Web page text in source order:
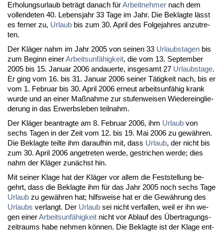
Er­ho­lungs­ur­laub beträgt da­nach fürAr­beit­neh­mer nach dem
voll­ende­ten 40. Le­bens­jahr 33 Ta­ge im Jahr. Die Be­klag­te lässt
es fer­ner zu, Ur­laub bis zum 30. April des Fol­ge­jah­res an­zu­tre­
ten.
Der Kläger nahm im Jahr 2005 von sei­nen 33 Ur­laubs­ta­gen bis
zum Be­ginn ei­nerAr­beits­unfähig­keit, die vom 13. Sep­tem­ber
2005 bis 15. Ja­nu­ar 2006 an­dau­er­te, ins­ge­samt 27 Ur­laubs­ta­ge.
Er ging vom 16. bis 31. Ja­nu­ar 2006 sei­ner Tätig­keit nach, bis er
vom 1. Fe­bru­ar bis 30. April 2006 er­neut ar­beits­unfähig krank
wur­de und an ei­ner Maßnah­me zur stu­fen­wei­sen Wie­der­ein­glie­
de­rung in das Er­werbs­le­ben teil­nahm.
Der Kläger be­an­trag­te am 8. Fe­bru­ar 2006, ihm Ur­laub von
sechs Ta­gen in der Zeit vom 12. bis 19. Mai 2006 zu gewähren.
Die Be­klag­te teil­te ihm dar­auf­hin mit, dass Ur­laub, der nicht bis
zum 30. April 2006 an­ge­tre­ten wer­de, ge­stri­chen wer­de; dies
nahm der Kläger zunächst hin.
Mit sei­ner Kla­ge hat der Kläger vor al­lem die Fest­stel­lung be­
gehrt, dass die Be­klag­te ihm für das Jahr 2005 noch sechs Ta­ge
Ur­laub zu gewähren hat; hilfs­wei­se hat er die Gewährung des
Ur­laubs ver­langt. Der Ur­laub sei nicht ver­fal­len, weil er ihn we­
gen ei­nerAr­beits­unfähig­keit nicht vor Ab­lauf des Über­tra­gungs­
zeit­raums ha­be neh­men können. Die Be­klag­te ist der Kla­ge ent­